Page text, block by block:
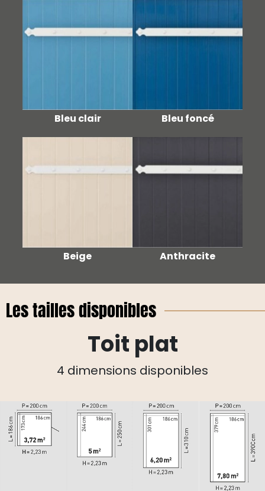
Bleu clair Bleu foncé
Beige Anthracite
Les tailles disponibles
Toit plat
4 dimensions disponibles